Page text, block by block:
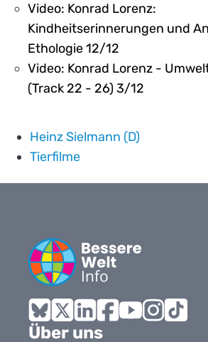
Video: Konrad Lorenz:
Kindheitserinnerungen und
Ethologie 12/12
Video: Konrad Lorenz -
(Track 22 - 26) 3/12
Heinz Sielmann (D)
Tierfilme
Bluesky
X LinkedInFacebook
Über uns